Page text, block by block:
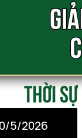
5/2026